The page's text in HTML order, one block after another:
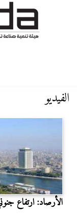
الفيديو
الأرصاد: ارتفاع جنوني في